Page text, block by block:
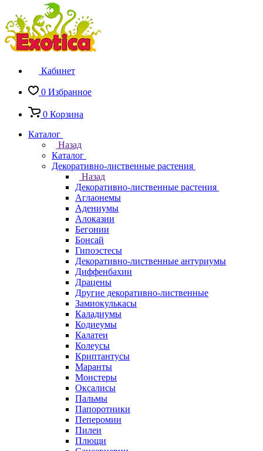
Кабинет
0 Избранное
0 Корзина
Каталог
Назад
Каталог
Декоративно-лиственные растения
Назад
Декоративно-лиственные растения
Аглаонемы
Адениумы
Алоказии
Бегонии
Бонсай
Гипоэстесы
Декоративно-лиственные антуриумы
Диффенбахии
Драцены
Другие декоративно-лиственные
Замиокулькасы
Каладиумы
Кодиеумы
Калатеи
Колеусы
Криптантусы
Маранты
Монстеры
Оксалисы
Пальмы
Папоротники
Пеперомии
Пилеи
Плющи